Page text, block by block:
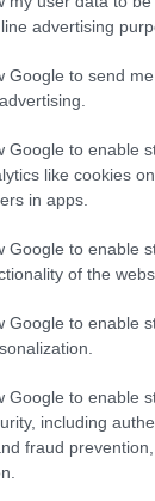
advertising
Google to send me
Google to enable
like cookies
in apps.
Google to enable
of the
Google to enable
Google to enable
including
fraud
Μυρτώς
του,
στην